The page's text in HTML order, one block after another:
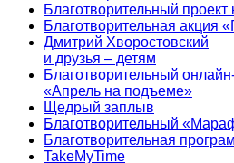
Благотворительный
Благотворительная акция
Дмитрий Хворостовский
и друзья – детям
Благотворительный
«Апрель на подъеме»
Щедрый заплыв
Благотворительный
Благотворительная
TakeMyTime